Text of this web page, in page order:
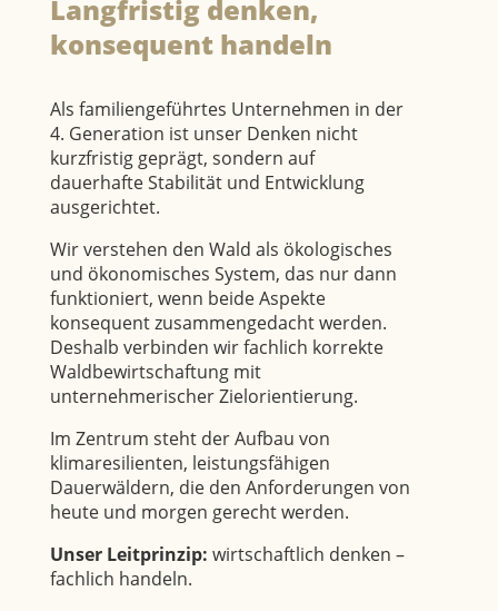
Langfristig denken,
konsequent handeln
Als familiengeführtes Unternehmen in der
4. Generation ist unser Denken nicht
kurzfristig geprägt, sondern auf
dauerhafte Stabilität und Entwicklung
ausgerichtet.
Wir verstehen den Wald als ökologisches
und ökonomisches System, das nur dann
funktioniert, wenn beide Aspekte
konsequent zusammengedacht werden.
Deshalb verbinden wir fachlich korrekte
Waldbewirtschaftung mit
unternehmerischer Zielorientierung.
Im Zentrum steht der Aufbau von
klimaresilienten, leistungsfähigen
Dauerwäldern, die den Anforderungen von
heute und morgen gerecht werden.
Unser Leitprinzip: wirtschaftlich denken –
fachlich handeln.